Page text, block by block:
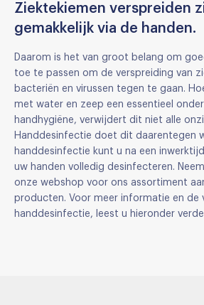
Ziektekiemen verspreiden
gemakkelijk via de handen.
Daarom is het van groot belang om
toe te passen om de verspreiding van
bacteriën en virussen tegen te gaan.
met water en zeep een essentieel
handhygiëne, verwijdert dit niet alle
Handdesinfectie doet dit daarentegen
handdesinfectie kunt u na een
uw handen volledig desinfecteren.
onze webshop voor ons assortiment
producten. Voor meer informatie en de
handdesinfectie, leest u hieronder